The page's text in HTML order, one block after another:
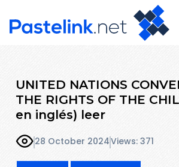
UNITED NATIONS
THE RIGHTS OF THE
en inglés) leer
28 October 2024Views: 371